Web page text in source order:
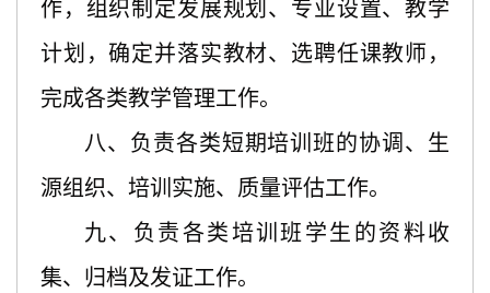
作，组织制定发展规划、专业设置、教学
计划，确定并落实教材、选聘任课教师，
完成各类教学管理工作。
八、负责各类短期培训班的协调、生
源组织、培训实施、质量评估工作。
九、负责各类培训班学生的资料收
集、归档及发证工作。